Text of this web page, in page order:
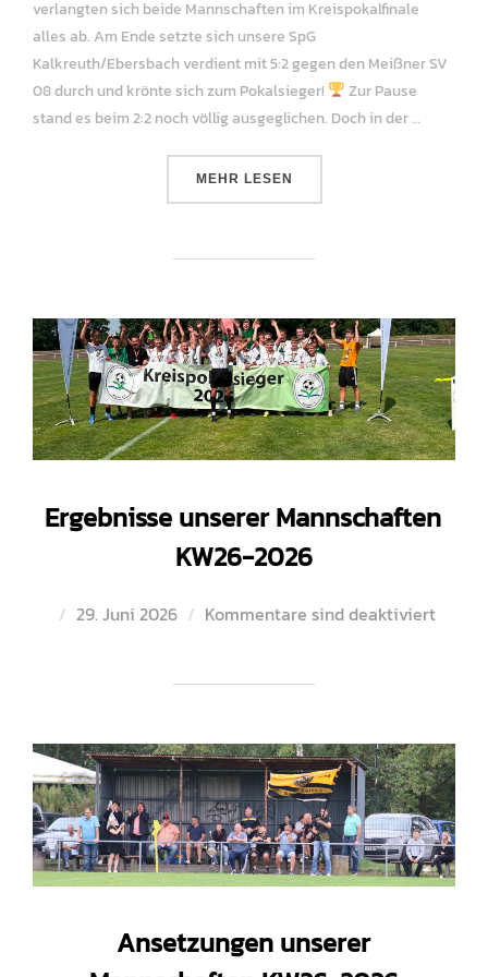
verlangten sich beide Mannschaften im Kreispokalfinale
alles ab. Am Ende setzte sich unsere SpG
Kalkreuth/Ebersbach verdient mit 5:2 gegen den Meißner SV
08 durch und krönte sich zum Pokalsieger!
Zur Pause
stand es beim 2:2 noch völlig ausgeglichen. Doch in der …
MEHR ÜBER „A-JUNIOREN WERDEN
LESEN
Ergebnisse unserer Mannschaften
KW26-2026
Veröffentlicht
29. Juni 2026 Kommentare sind deaktiviert
Ansetzungen unserer